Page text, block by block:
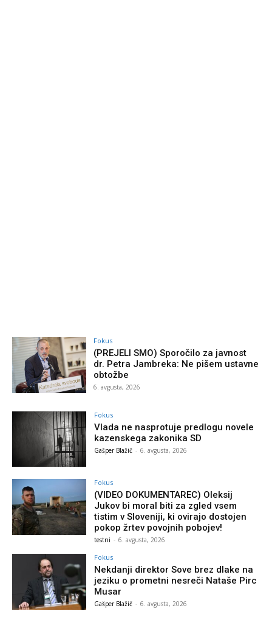
Fokus
(PREJELI SMO) Sporočilo za javnost
dr. Petra Jambreka: Ne pišem ustavne
obtožbe
6. avgusta, 2026
Fokus
Vlada ne nasprotuje predlogu novele
kazenskega zakonika SD
Gašper Blažič - 6. avgusta, 2026
Fokus
(VIDEO DOKUMENTAREC) Oleksij
Jukov bi moral biti za zgled vsem
tistim v Sloveniji, ki ovirajo dostojen
pokop žrtev povojnih pobojev!
testni - 6. avgusta, 2026
Fokus
Nekdanji direktor Sove brez dlake na
jeziku o prometni nesreči Nataše Pirc
Musar
Gašper Blažič - 6. avgusta, 2026